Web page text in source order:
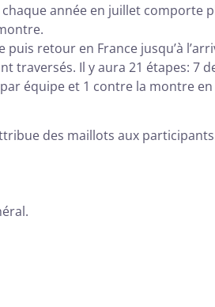
année en juillet comporte
retour en France jusqu’à
traversés. Il y aura 21 étapes: 7
équipe et 1 contre la montre
des maillots aux